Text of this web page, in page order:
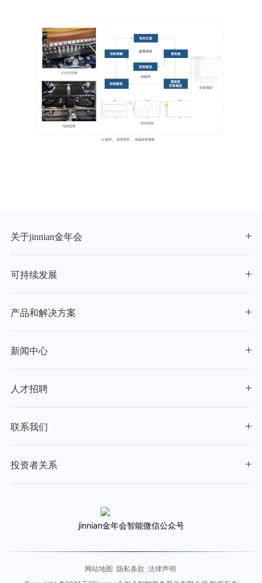
关于jinnian金年会
可持续发展
产品和解决方案
新闻中心
人才招聘
联系我们
投资者关系
jinnian金年会智能微信公众号
网站地图 隐私条款 法律声明